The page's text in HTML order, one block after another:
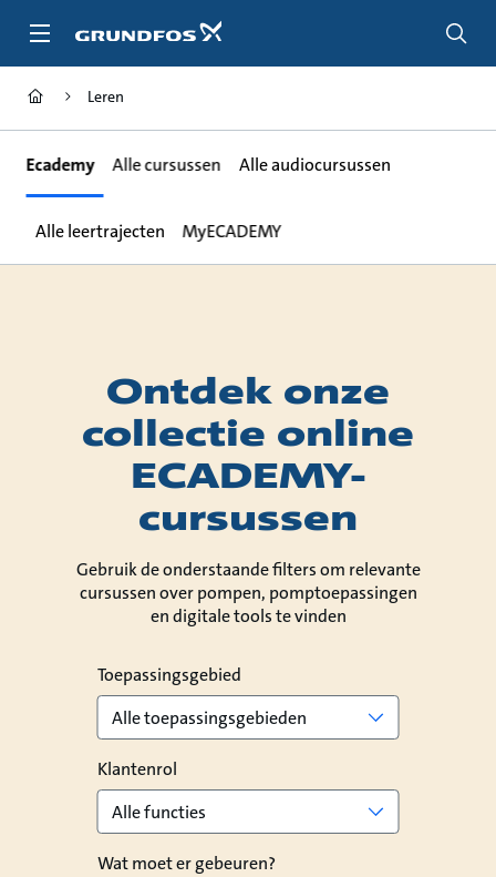
naar
Leren
Ecademy Alle cursussen Alle audiocursussen
Alle leertrajecten MyECADEMY
Ontdek onze
collectie online
ECADEMY-
cursussen
Gebruik de onderstaande filters om relevante
cursussen over pompen, pomptoepassingen
en digitale tools te vinden
Ecademy
Sizing
Toepassingsgebied
Klantenrol
Wat moet er gebeuren?